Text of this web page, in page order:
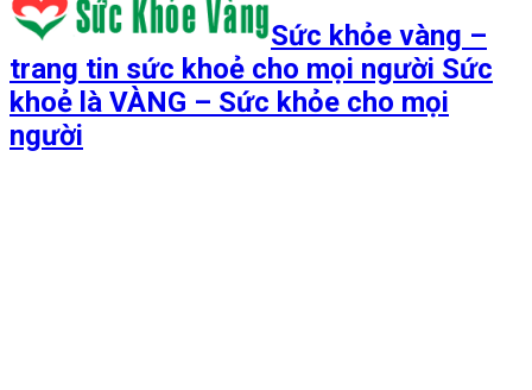
Sức khỏe vàng –
trang tin sức khoẻ cho mọi người Sức
khoẻ là VÀNG – Sức khỏe cho mọi
người